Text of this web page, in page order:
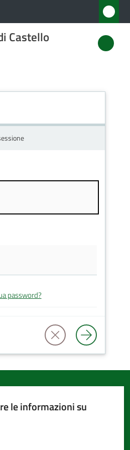
Castello
password?
le informazioni su